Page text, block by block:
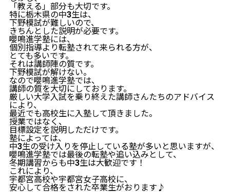
「教える」部分も大切です。
特に栃木県の中3生は、
下野模試が難しいので、
きちんとした説明が必要です。
嚶鳴進学塾には、
個別指導より転塾されて来られる方が、
とても多いです。
それは講師陣の質です。
下野模試が解けない。
なので嚶鳴進学塾では、
講師の質を大切にしております。
厳しい大学入試を乗り終えた講師さんたちのアドバイス
により、
最近でも高校生に入塾して頂きました。
授業ではなく、
目標設定を説明しただけです。
塾によっては、
中3生の受け入りを停止している塾が多いと思いますが、
嚶鳴進学塾では最後の転塾や追い込みとして、
冬期講習からも中3生は大歓迎です！
これにより、
宇都宮高校や宇都宮女子高校に、
安心して合格をされた卒業生がおります♪